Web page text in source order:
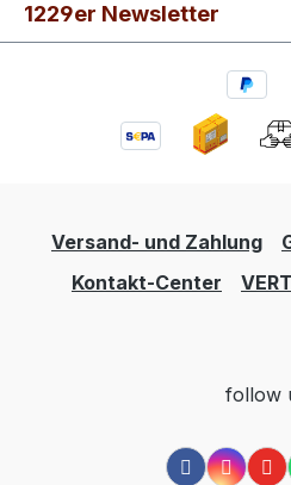
1229er Newsletter
Versand- und Zahlung
Kontakt-Center
follow